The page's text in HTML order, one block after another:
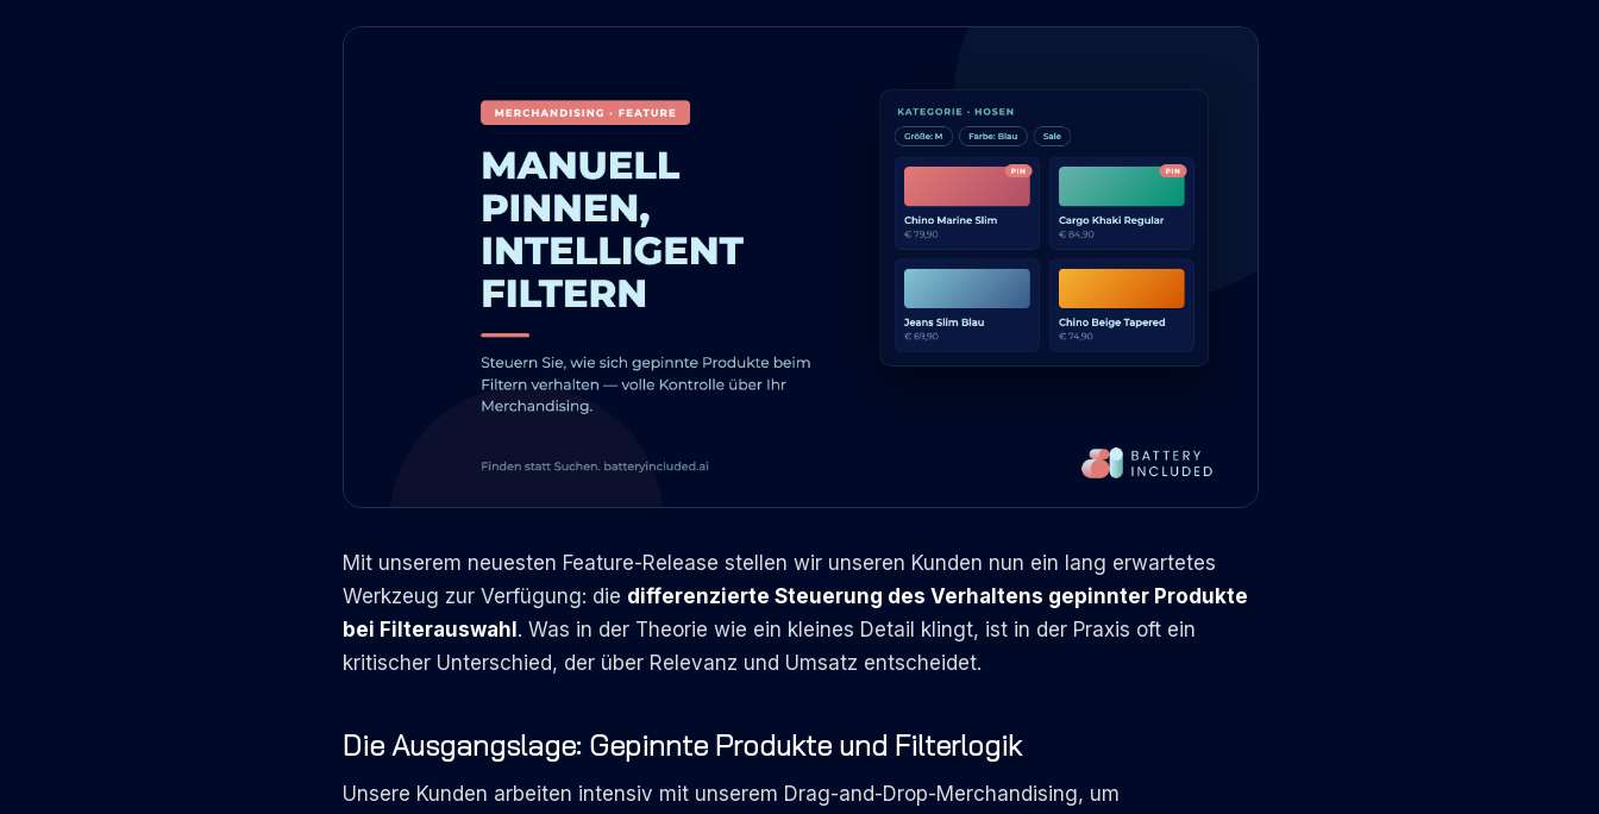
Mit unserem neuesten Feature-Release stellen wir unseren Kunden nun ein lang erwartetes
Werkzeug zur Verfügung: die differenzierte Steuerung des Verhaltens gepinnter Produkte
bei Filterauswahl . Was in der Theorie wie ein kleines Detail klingt, ist in der Praxis oft ein
kritischer Unterschied, der über Relevanz und Umsatz entscheidet.
Die Ausgangslage: Gepinnte Produkte und Filterlogik
Unsere Kunden arbeiten intensiv mit unserem Drag-and-Drop-Merchandising, um